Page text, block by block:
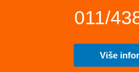
011/
Više